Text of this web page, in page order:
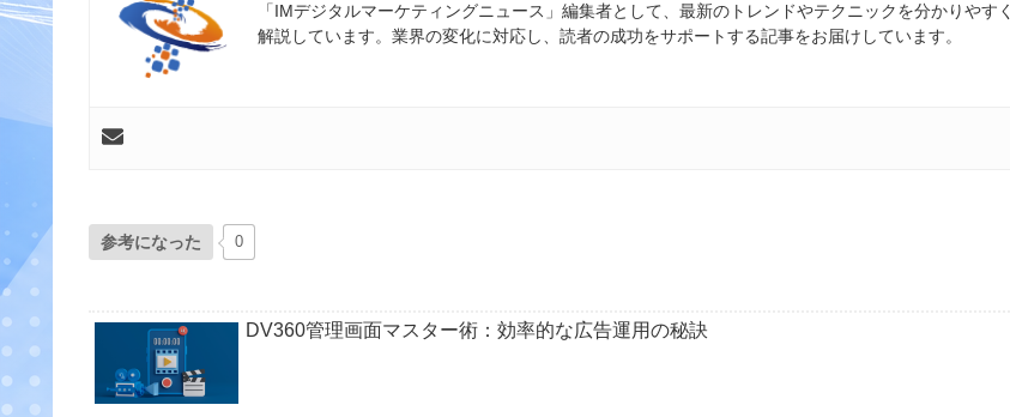
「IMデジタルマーケティングニュース」編集者として、最新のトレンドやテクニックを分かりやすく
解説しています。業界の変化に対応し、読者の成功をサポートする記事をお届けしています。
参考になった 0
DV360管理画面マスター術：効率的な広告運用の秘訣